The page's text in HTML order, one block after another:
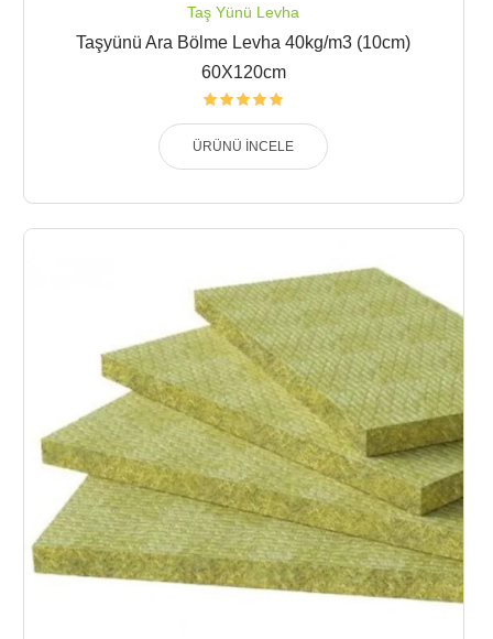
Taş Yünü Levha
Taşyünü Ara Bölme Levha 40kg/m3 (10cm)
60X120cm
ÜRÜNÜ İNCELE